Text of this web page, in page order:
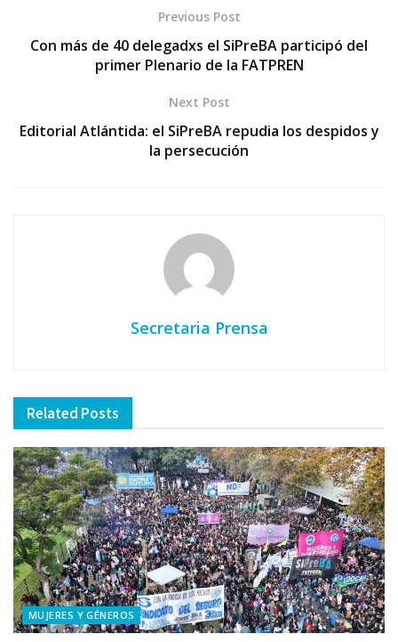
Previous Post
Con más de 40 delegadxs el SiPreBA participó del
primer Plenario de la FATPREN
Next Post
Editorial Atlántida: el SiPreBA repudia los despidos y
la persecución
Secretaria Prensa
Related Posts
MUJERES Y GÉNEROS